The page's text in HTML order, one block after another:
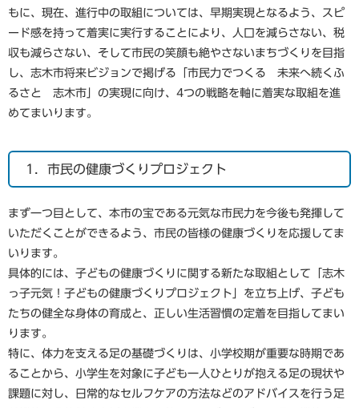
もに、現在、進行中の取組については、早期実現となるよう、スピ
ード感を持って着実に実行することにより、人口を減らさない、税
収も減らさない、そして市民の笑顔も絶やさないまちづくりを目指
し、志木市将来ビジョンで掲げる「市民力でつくる 未来へ続くふ
るさと 志木市」の実現に向け、4つの戦略を軸に着実な取組を進
めてまいります。
1．市民の健康づくりプロジェクト
まず一つ目として、本市の宝である元気な市民力を今後も発揮して
いただくことができるよう、市民の皆様の健康づくりを応援してま
いります。
具体的には、子どもの健康づくりに関する新たな取組として「志木
っ子元気！子どもの健康づくりプロジェクト」を立ち上げ、子ども
たちの健全な身体の育成と、正しい生活習慣の定着を目指してまい
ります。
特に、体力を支える足の基礎づくりは、小学校期が重要な時期であ
ることから、小学生を対象に子ども一人ひとりが抱える足の現状や
課題に対し、日常的なセルフケアの方法などのアドバイスを行う足